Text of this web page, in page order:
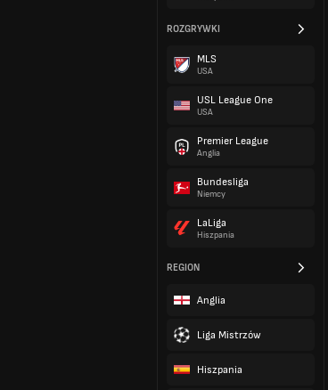
ROZGRYWKI
MLS
USA
USL League One
USA
Premier League
Anglia
Bundesliga
Niemcy
LaLiga
Hiszpania
REGION
Anglia
Liga Mistrzów
Hiszpania